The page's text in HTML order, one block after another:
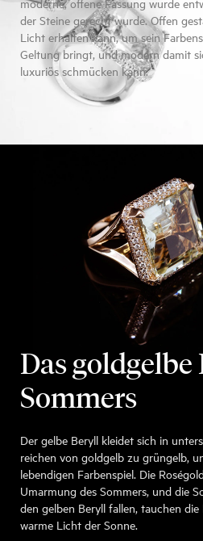
moderne, offene Fassung wurde
der Steine gerecht wurde. Offen
Licht erhalten kann, um sein
Geltung bringt, und modern damit
luxuriös schmücken kann.
Das
Sommers
Der gelbe Beryll kleidet sich in
reichen von goldgelb zu grüngelb,
lebendigen Farbenspiel. Die
Umarmung des Sommers, und die
den gelben Beryll fallen, tauchen
warme Licht der Sonne.